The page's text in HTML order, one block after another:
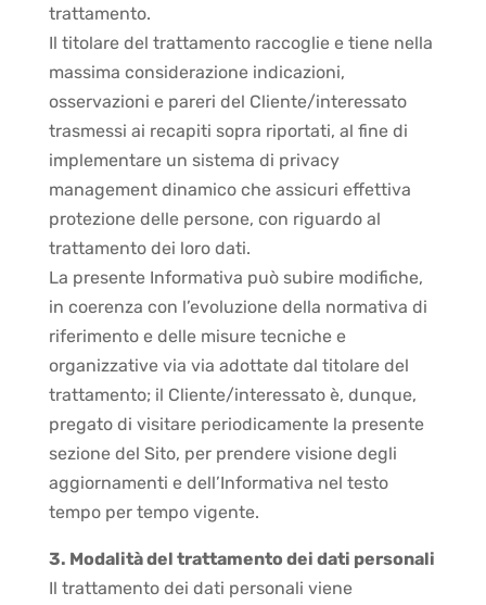
trattamento.
Il titolare del trattamento raccoglie e tiene nella
massima considerazione indicazioni,
osservazioni e pareri del Cliente/interessato
trasmessi ai recapiti sopra riportati, al fine di
implementare un sistema di privacy
management dinamico che assicuri effettiva
protezione delle persone, con riguardo al
trattamento dei loro dati.
La presente Informativa può subire modifiche,
in coerenza con l’evoluzione della normativa di
riferimento e delle misure tecniche e
organizzative via via adottate dal titolare del
trattamento; il Cliente/interessato è, dunque,
pregato di visitare periodicamente la presente
sezione del Sito, per prendere visione degli
aggiornamenti e dell’Informativa nel testo
tempo per tempo vigente.
3. Modalità del trattamento dei dati personali
Il trattamento dei dati personali viene